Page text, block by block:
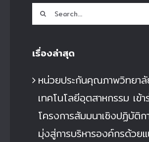
Search
for:
เรื่องล่าสุด
หน่วยประกันคุณภาพวิทยา
เทคโนโลยีอุตสาหกรรม เข้า
โครงการสัมมนาเชิงปฏิบัติก
มุ่งสู่การบริหารองค์กรด้วย